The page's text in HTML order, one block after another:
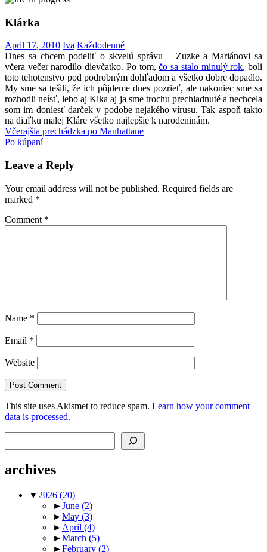
Klárka
April 17, 2010 Iva Každodenné
Dnes sa chcem podeliť o skvelú správu – Zuzke a Mariánovi sa
včera večer narodilo dievčatko. Po tom,čo sa stalo minulý rok, boli
toto tehotenstvo pod podrobným dohľadom a všetko dobre dopadlo.
My sme sa tešili, že ich pôjdeme dnes pozrieť, ale nakoniec sme sa
rozhodli neísť, lebo aj Kika aj ja sme trochu prechladnuté a nechcela
som im doniesť darček v podobe nejakého vírusu. Tak aspoň takto
na diaľku malej Kláre všetko najlepšie k narodeninám.
Klárkanarodeniny
Post
navigation
Previous
Post:
Včerajšia prechádzka po Manhattane
Next
Po kúpaní
Leave a Reply
Your email address will not be published. Required fields are
marked *
Comment *
Name *
Email *
Website
This site uses Akismet to reduce spam. Learn how your comment
data is processed.
archives
▼ 2026 (20)
►June (2)
►May (3)
► April (4)
►March (5)
►February (2)